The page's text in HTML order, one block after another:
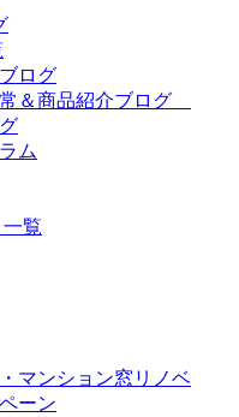
ログ
＆商品紹介ブログ
ム
覧
マンション窓リノベ
ーン